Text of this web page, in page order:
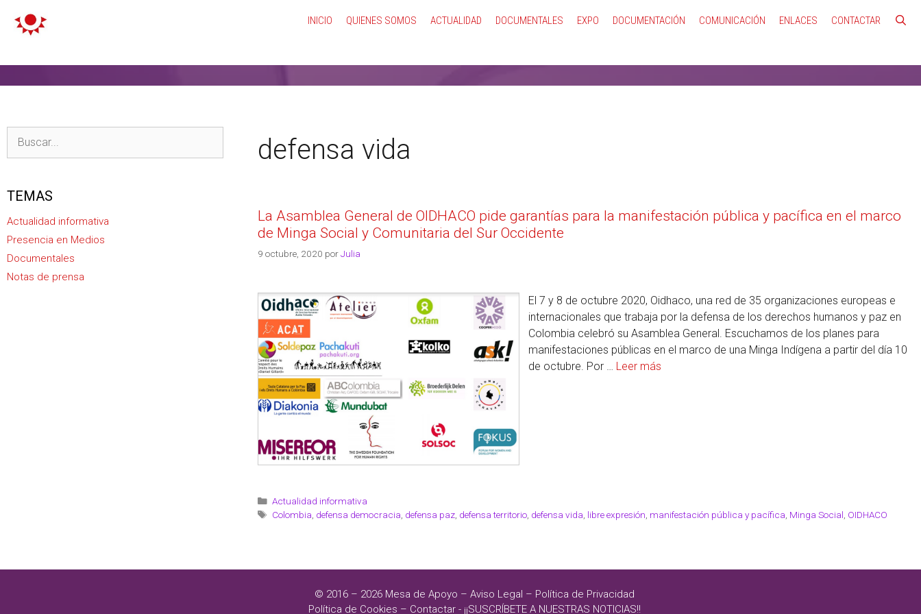
INICIO QUIENES SOMOS ACTUALIDAD DOCUMENTALES EXPO DOCUMENTACIÓN COMUNICACIÓN ENLACES CONTACTAR
defensa vida
La Asamblea General de OIDHACO pide garantías para la manifestación pública y pacífica en el marco
de Minga Social y Comunitaria del Sur Occidente
9 octubre, 2020 porJulia
El 7 y 8 de octubre 2020, Oidhaco, una red de 35 organizaciones europeas e
internacionales que trabaja por la defensa de los derechos humanos y paz en
Colombia celebró su Asamblea General. Escuchamos de los planes para
manifestaciones públicas en el marco de una Minga Indígena a partir del día 10
de octubre. Por … Leer más
Actualidad informativa
Colombia, defensa democracia, defensa paz, defensa territorio, defensa vida, libre expresión, manifestación pública y pacífica, Minga Social, OIDHACO
TEMAS
Actualidad informativa
Presencia en Medios
Documentales
Notas de prensa
© 2016 – 2026 Mesa de Apoyo – Aviso Legal – Política de Privacidad
Política de Cookies – Contactar- ¡¡SUSCRÍBETE A NUESTRAS NOTICIAS!!